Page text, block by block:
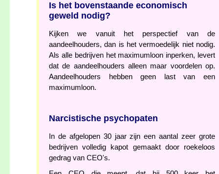
Is het bovenstaande economisch
geweld nodig?
Kijken we vanuit het perspectief van de
aandeelhouders, dan is het vermoedelijk niet nodig.
Als alle bedrijven het maximumloon inperken, levert
dat de aandeelhouders alleen maar voordelen op.
Aandeelhouders hebben geen last van een
maximumloon.
Narcistische psychopaten
In de afgelopen 30 jaar zijn een aantal zeer grote
bedrijven volledig kapot gemaakt door roekeloos
gedrag van CEO's.